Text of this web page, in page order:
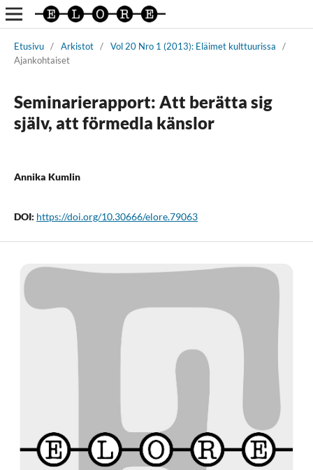
Etusivu / Arkistot / Vol 20 Nro 1 (2013): Eläimet kulttuurissa
/
Ajankohtaiset
Seminarierapport: Att berätta sig
själv, att förmedla känslor
Annika Kumlin
DOI: https://doi.org/10.30666/elore.79063